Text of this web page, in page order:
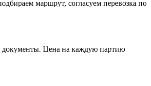
маршрут, согласуем перевозка по
документы. Цена на каждую партию